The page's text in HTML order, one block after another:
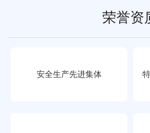
荣誉资
安全生产先进集体